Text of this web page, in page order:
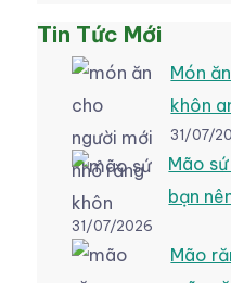
Tin Tức Mới
Món
khôn
31/07/
Mão
bạn
31/07/2026
Mão